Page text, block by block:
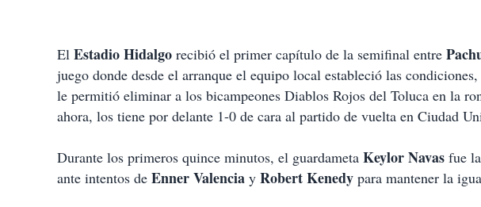
El Estadio Hidalgo recibió el primer capítulo de la semifinal entre
juego donde desde el arranque el equipo local estableció las
le permitió eliminar a los bicampeones Diablos Rojos del Toluca en la
ahora, los tiene por delante 1-0 de cara al partido de vuelta en Ciudad
Durante los primeros quince minutos, el guardameta Keylor Navas fue
ante intentos de Enner Valencia y Robert Kenedy para mantener la